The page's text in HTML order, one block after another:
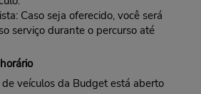
Caso seja oferecido, você será
serviço durante o percurso até
veículos da Budget está aberto